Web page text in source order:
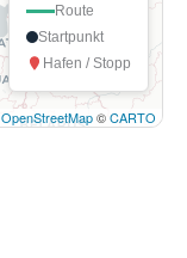
OpenStreetMap©CARTO
Route
Startpunkt
Hafen / Stopp